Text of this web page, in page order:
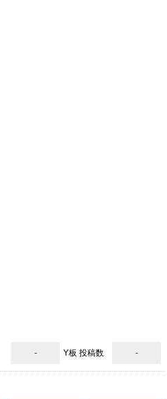
- Y板 投稿数 -